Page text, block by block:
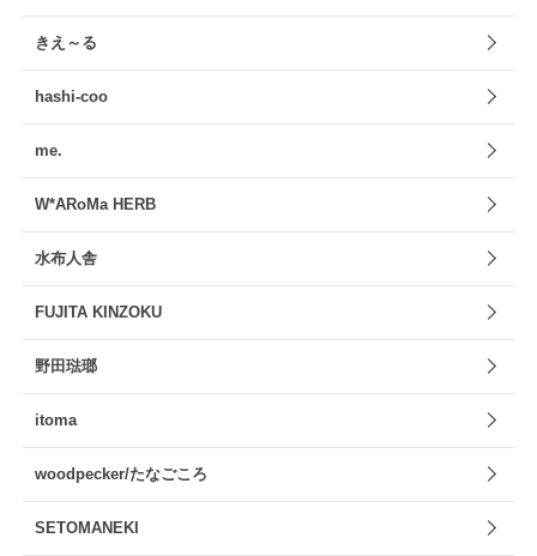
きえ～る
hashi-coo
me.
W*ARoMa HERB
水布人舎
FUJITA KINZOKU
野田琺瑯
itoma
woodpecker/たなごころ
SETOMANEKI